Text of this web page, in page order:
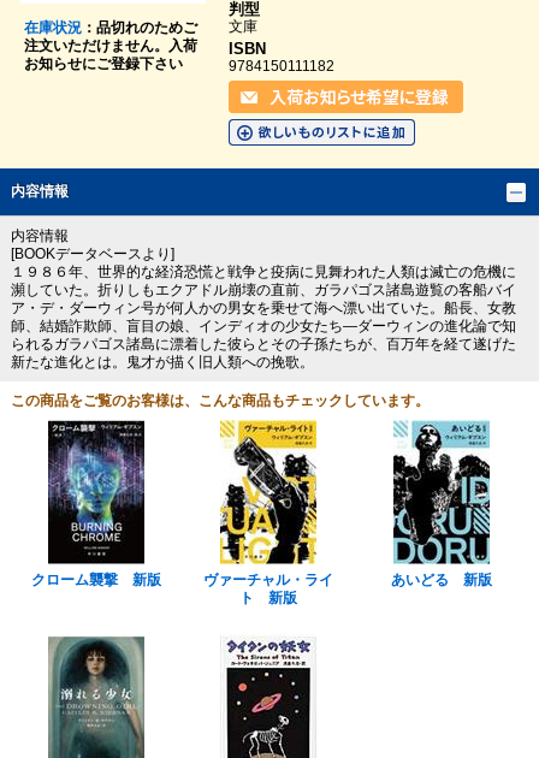
在庫状況：品切れのためご
注文いただけません。入荷
お知らせにご登録下さい
判型
文庫
ISBN
9784150111182
内容情報
内容情報
[BOOKデータベースより]
１９８６年、世界的な経済恐慌と戦争と疫病に見舞われた人類は滅亡の危機に
瀕していた。折りしもエクアドル崩壊の直前、ガラパゴス諸島遊覧の客船バイ
ア・デ・ダーウィン号が何人かの男女を乗せて海へ漂い出ていた。船長、女教
師、結婚詐欺師、盲目の娘、インディオの少女たち―ダーウィンの進化論で知
られるガラパゴス諸島に漂着した彼らとその子孫たちが、百万年を経て遂げた
新たな進化とは。鬼才が描く旧人類への挽歌。
この商品をご覧のお客様は、こんな商品もチェックしています。
クローム襲撃 新版
ヴァーチャル・ライ
ト 新版
あいどる 新版